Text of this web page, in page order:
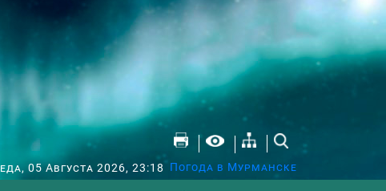
05 Августа 2026, 23:18 Погода в Мурманске